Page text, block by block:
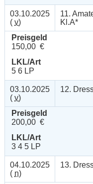
03.10.2025
( v)
11.
Kl.A*
Preisgeld
150,00 €
LKL/Art
5 6 LP
03.10.2025
( v)
12.
Preisgeld
200,00 €
LKL/Art
3 4 5 LP
04.10.2025
( n)
13.